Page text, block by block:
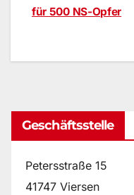
für 500 NS-Opfer
Geschäftsstelle
Petersstraße 15
41747 Viersen